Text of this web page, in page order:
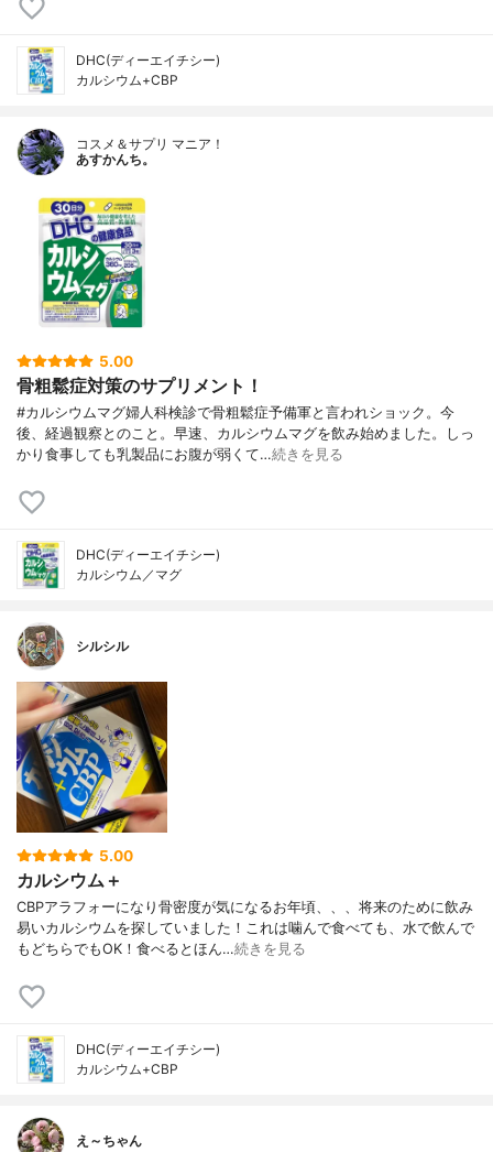
DHC(ディーエイチシー)
カルシウム+CBP
コスメ＆サプリ マニア！
あすかんち。
5.00
骨粗鬆症対策のサプリメント！
#カルシウムマグ婦人科検診で骨粗鬆症予備軍と言われショック。今
後、経過観察とのこと。早速、カルシウムマグを飲み始めました。しっ
かり食事しても乳製品にお腹が弱くて…続きを見る
DHC(ディーエイチシー)
カルシウム／マグ
シルシル
5.00
カルシウム＋
CBPアラフォーになり骨密度が気になるお年頃、、、将来のために飲み
易いカルシウムを探していました！これは噛んで食べても、水で飲んで
もどちらでもOK！食べるとほん…続きを見る
DHC(ディーエイチシー)
カルシウム+CBP
え～ちゃん